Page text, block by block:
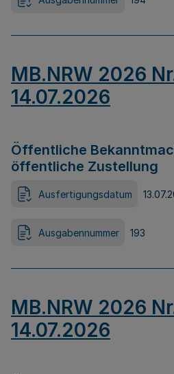
MB.NRW 2026
14.07.2026
Öffentliche
öffentliche Zustellung
Ausfertigungsdatum
Ausgabennummer 193
MB.NRW 2026
14.07.2026